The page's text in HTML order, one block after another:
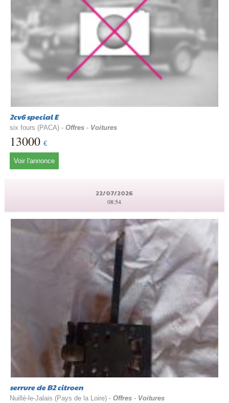
2cv6 special E
six fours (PACA) - Offres- Voitures
13000 €
Voir l'annonce
22/07/2026
08:54
serrure de B2 citroen
Nuillé-le-Jalais (Pays de la Loire) - Offres- Voitures